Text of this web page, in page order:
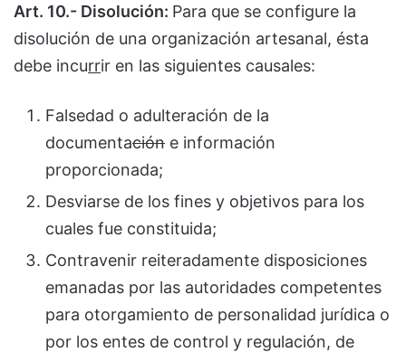
Art. 10.- Disolución: Para que se configure la
disolución de una organización artesanal, ésta
debe incurrir en las siguientes causales:
Falsedad o adulteración de la
documentación e información
proporcionada;
Desviarse de los fines y objetivos para los
cuales fue constituida;
Contravenir reiteradamente disposiciones
emanadas por las autoridades competentes
para otorgamiento de personalidad jurídica o
por los entes de control y regulación, de